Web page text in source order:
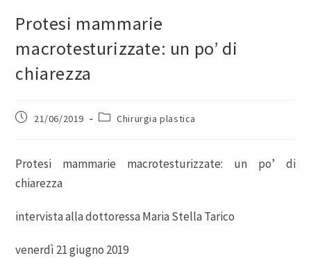
Protesi mammarie
macrotesturizzate: un po’ di
chiarezza
21/06/2019 Chirurgia plastica
Protesi mammarie macrotesturizzate: un po’ di
chiarezza
intervista alla dottoressa Maria Stella Tarico
venerdì 21 giugno 2019